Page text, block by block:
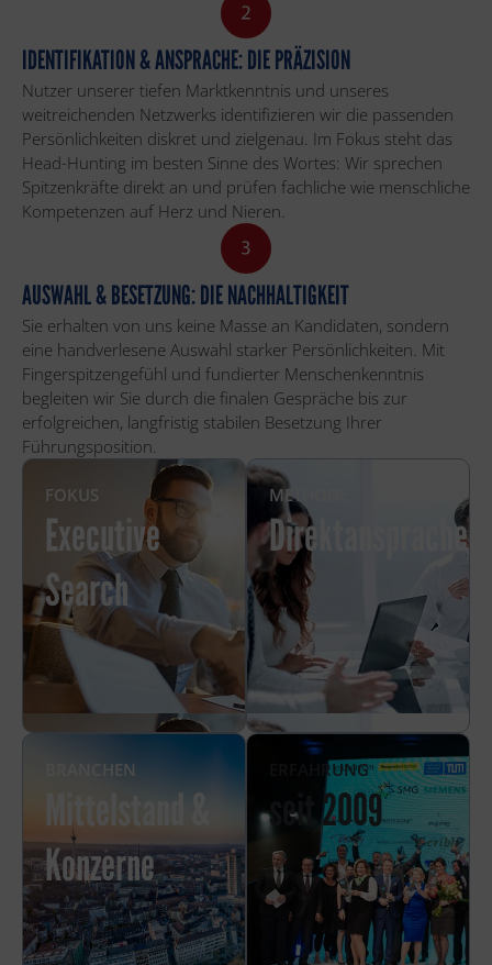
IDENTIFIKATION & ANSPRACHE: DIE PRÄZISION
Nutzer unserer tiefen Marktkenntnis und unseres
weitreichenden Netzwerks identifizieren wir die passenden
Persönlichkeiten diskret und zielgenau. Im Fokus steht das
Head-Hunting im besten Sinne des Wortes: Wir sprechen
Spitzenkräfte direkt an und prüfen fachliche wie menschliche
Kompetenzen auf Herz und Nieren.
AUSWAHL & BESETZUNG: DIE NACHHALTIGKEIT
Sie erhalten von uns keine Masse an Kandidaten, sondern
eine handverlesene Auswahl starker Persönlichkeiten. Mit
Fingerspitzengefühl und fundierter Menschenkenntnis
begleiten wir Sie durch die finalen Gespräche bis zur
erfolgreichen, langfristig stabilen Besetzung Ihrer
Führungsposition.
FOKUS
Executive
Search
BRANCHEN
Mittelstand &
Konzerne
METHODE
Direktansprache
ERFAHRUNG
seit 2009